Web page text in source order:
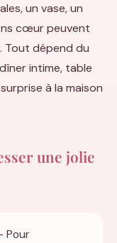
un vase, un
cœur peuvent
Tout dépend du
intime, table
à la maison
une jolie
Pour